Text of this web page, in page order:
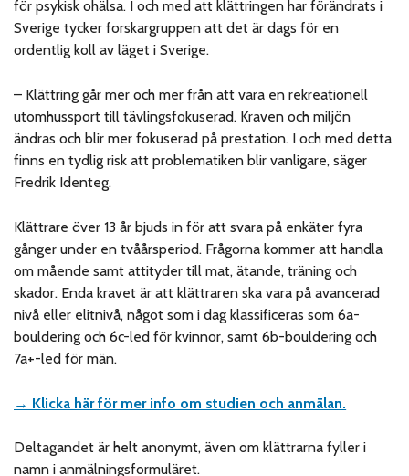
för psykisk ohälsa. I och med att klättringen har förändrats i
Sverige tycker forskargruppen att det är dags för en
ordentlig koll av läget i Sverige.
– Klättring går mer och mer från att vara en rekreationell
utomhussport till tävlingsfokuserad. Kraven och miljön
ändras och blir mer fokuserad på prestation. I och med detta
finns en tydlig risk att problematiken blir vanligare, säger
Fredrik Identeg.
Klättrare över 13 år bjuds in för att svara på enkäter fyra
gånger under en tvåårsperiod. Frågorna kommer att handla
om mående samt attityder till mat, ätande, träning och
skador. Enda kravet är att klättraren ska vara på avancerad
nivå eller elitnivå, något som i dag klassificeras som 6a-
bouldering och 6c-led för kvinnor, samt 6b-bouldering och
7a+-led för män.
→ Klicka här för mer info om studien och anmälan.
Deltagandet är helt anonymt, även om klättrarna fyller i
namn i anmälningsformuläret.